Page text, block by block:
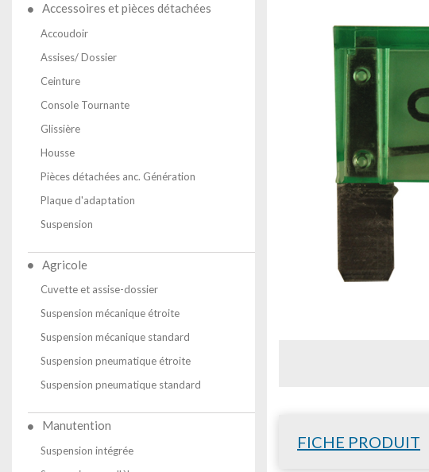
Accessoires et pièces détachées
Accoudoir
Assises/ Dossier
Ceinture
Console Tournante
Glissière
Housse
Pièces détachées anc. Génération
Plaque d'adaptation
Suspension
Agricole
Cuvette et assise-dossier
Suspension mécanique étroite
Suspension mécanique standard
Suspension pneumatique étroite
Suspension pneumatique standard
Manutention
Suspension intégrée
FICHE PRODUIT